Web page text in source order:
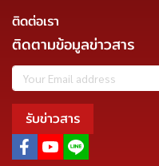
ติดต่อเรา
ติดตามข้อมูลข่าวสาร
รับข่าวสาร